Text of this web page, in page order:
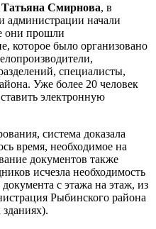
Татьяна Смирнова, в
администрации начали
они прошли
которое было организовано
специалисты,
Уже более 20 человек
электронную
система доказала
время, необходимое на
документов также
исчезла необходимость
с этажа на этаж, из
Рыбинского района
зданиях).